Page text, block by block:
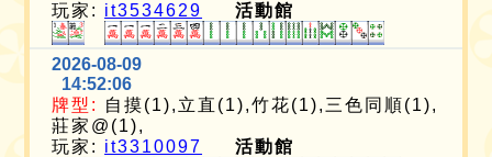
玩家: it3534629 活動館
2026-08-09
14:52:06
牌型:
自摸(1),立直(1),竹花(1),三色同順(1),
莊家@(1),
玩家: it3310097 活動館